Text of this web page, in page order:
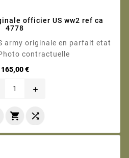
officier US ww2 ref ca
4778
army originale en parfait etat
165,00 €Prix
add
 